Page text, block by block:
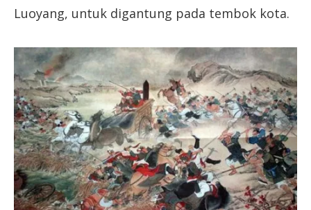
Luoyang, untuk digantung pada tembok kota.